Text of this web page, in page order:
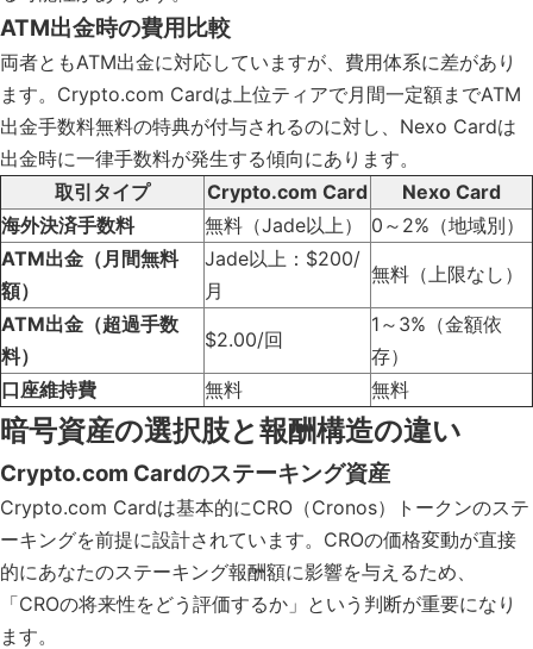
ATM出金時の費用比較
両者ともATM出金に対応していますが、費用体系に差があり
ます。Crypto.com Cardは上位ティアで月間一定額までATM
出金手数料無料の特典が付与されるのに対し、Nexo Cardは
出金時に一律手数料が発生する傾向にあります。
取引タイプ
Crypto.com Card
Nexo Card
海外決済手数料
無料（Jade以上）
0～2%（地域別）
ATM出金（月間無料
額）
Jade以上：$200/
月
無料（上限なし）
ATM出金（超過手数
料）
$2.00/回
1～3%（金額依
存）
口座維持費
無料 無料
暗号資産の選択肢と報酬構造の違い
Crypto.com Cardのステーキング資産
Crypto.com Cardは基本的にCRO（Cronos）トークンのステ
ーキングを前提に設計されています。CROの価格変動が直接
的にあなたのステーキング報酬額に影響を与えるため、
「CROの将来性をどう評価するか」という判断が重要になり
ます。